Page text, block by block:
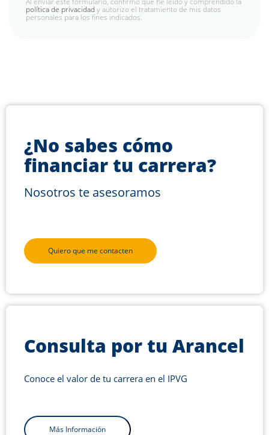
política de privacidad y autorizo el tratamiento de mis datos
personales para los fines indicados.
¿No sabes cómo
financiar tu carrera?
Nosotros te asesoramos
Quiero que me contacten
Consulta por tu Arancel
Conoce el valor de tu carrera en el IPVG
Más Información